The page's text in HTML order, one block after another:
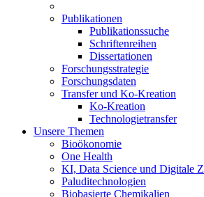
Publikationen
Publikationssuche
Schriftenreihen
Dissertationen
Forschungsstrategie
Forschungsdaten
Transfer und Ko-Kreation
Ko-Kreation
Technologietransfer
Unsere Themen
Bioökonomie
One Health
KI, Data Science und Digitale
Paluditechnologien
Biobasierte Chemikalien